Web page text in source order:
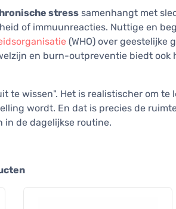
stress samenhangt met
of immuunreacties. Nuttige en
(WHO) over geestelijke
en burn-outpreventie biedt ook
te wissen". Het is realistischer om
wordt. En dat is precies de
in de dagelijkse routine.